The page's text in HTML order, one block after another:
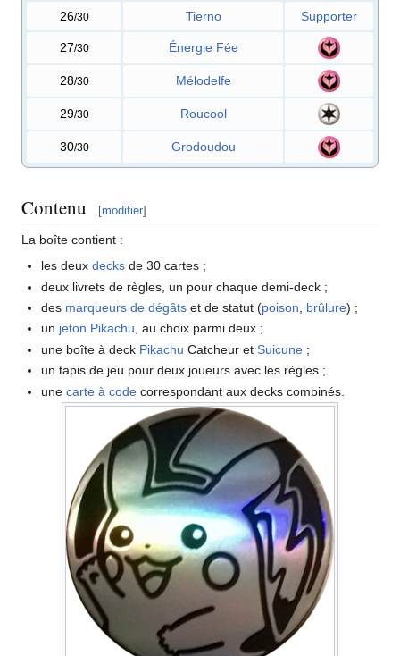
26/30 Tierno Supporter
27/30 Énergie Fée
28/30 Mélodelfe
29/30 Roucool
30/30 Grodoudou
Contenu [modifier]
La boîte contient :
les deuxdecks de 30 cartes ;
deux livrets de règles, un pour chaque demi-deck ;
des marqueurs de dégâts et de statut (poison brûlure) ;
un jeton Pikachu, au choix parmi deux ;
une boîte à deck Pikachu Catcheur etSuicune ;
un tapis de jeu pour deux joueurs avec les règles ;
unecarte à code correspondant aux decks combinés.